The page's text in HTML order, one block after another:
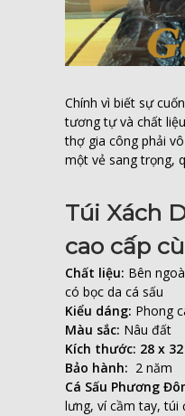
Chính vì biết sự
tương tự và chất
thợ gia công phải
một vẻ sang trọng,
Túi Xách
cao cấp
Chất liệu: Bên
có bọc da cá sấu
Kiểu dáng: Phong
Màu sắc: Nâu đất
Kích thước: 28 x
Bảo hành: 2 năm
Cá Sấu Phương
lưng, ví cầm tay, túi